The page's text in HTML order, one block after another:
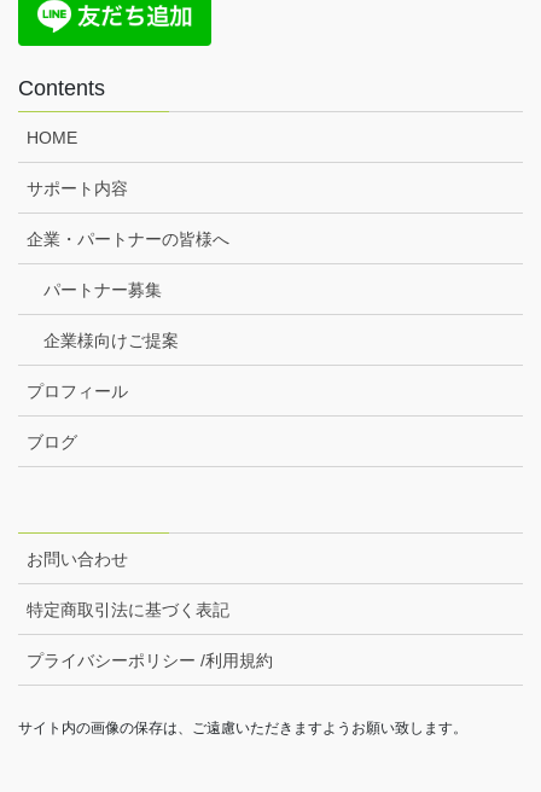
Contents
HOME
サポート内容
企業・パートナーの皆様へ
パートナー募集
企業様向けご提案
プロフィール
ブログ
お問い合わせ
特定商取引法に基づく表記
プライバシーポリシー /利用規約
サイト内の画像の保存は、ご遠慮いただきますようお願い致します。